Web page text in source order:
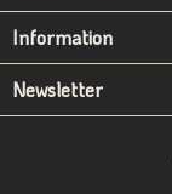
Information
Newsletter